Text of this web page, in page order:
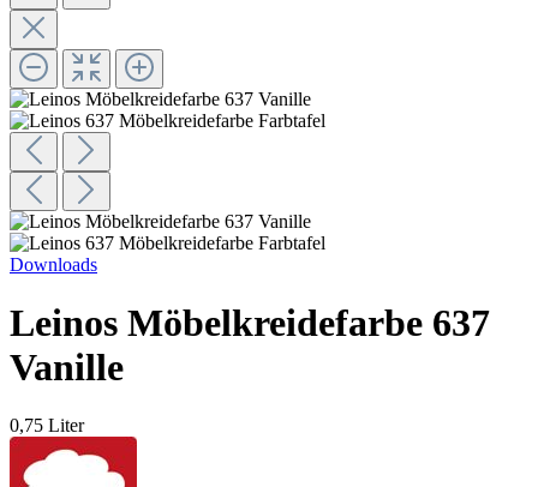
Downloads
Leinos Möbelkreidefarbe 637
Vanille
0,75 Liter